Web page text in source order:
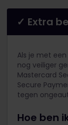
✓ Extra
Als je met
nog veiliger
Mastercard
Secure
tegen
Hoe ben